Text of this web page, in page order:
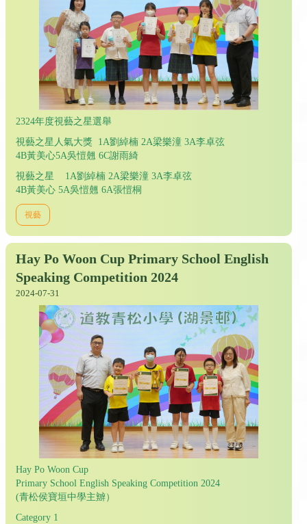
2324年度視藝之星選舉
視藝之星人氣大獎 1A劉綽楠 2A梁樂潼 3A李卓弦
4B黃美心5A吳愷翹 6C謝雨綺
視藝之星 1A劉綽楠 2A梁樂潼 3A李卓弦
4B黃美心 5A吳愷翹 6A張愷桐
視藝
Hay Po Woon Cup Primary School English
Speaking Competition 2024
2024-07-31
Hay Po Woon Cup
Primary School English Speaking Competition 2024
(青松侯寶垣中學主辧）
Category 1